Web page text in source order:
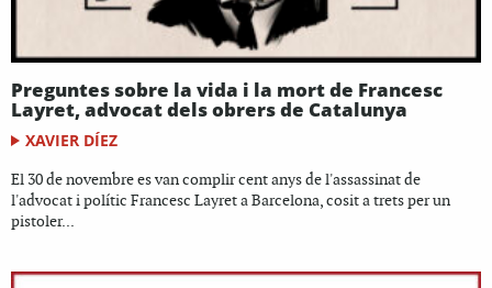
Preguntes sobre la vida i la mort de Francesc
Layret, advocat dels obrers de Catalunya
XAVIER DÍEZ
El 30 de novembre es van complir cent anys de l'assassinat de
l'advocat i polític Francesc Layret a Barcelona, cosit a trets per un
pistoler...